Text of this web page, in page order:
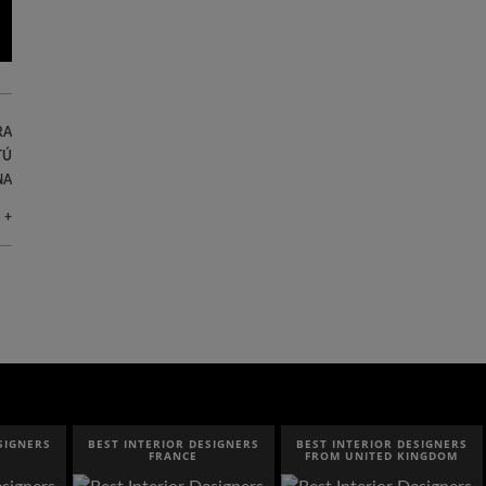
+
BEST INTERIOR DESIGNERS
FRANCE
BEST INTERIOR DESIGNERS
FROM UNITED KINGDOM